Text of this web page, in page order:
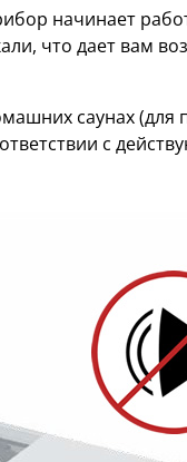
начинает
что дает вам
саунах
с